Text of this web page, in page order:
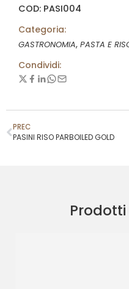
COD: PASI004
Categoria:
GASTRONOMIA, PASTA E
Condividi:
PREC
PASINI RISO PARBOILED GOLD